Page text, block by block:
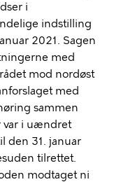
i
indstilling
2021. Sagen
med
mod nordøst
med
sammen
var i uændret
den 31. januar
tilrettet.
modtaget ni